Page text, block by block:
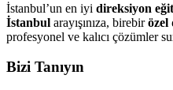
İstanbul’un en iyi direksiyon
İstanbul arayışınıza, birebirözel
profesyonel ve kalıcı çözümler
Bizi Tanıyın